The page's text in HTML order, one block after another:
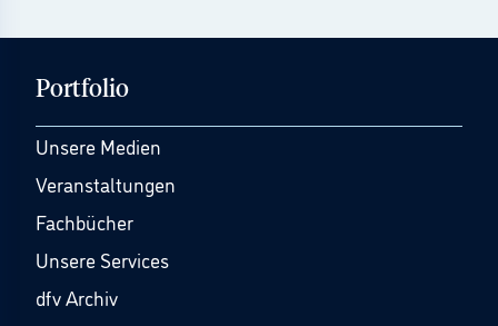
Portfolio
Unsere Medien
Veranstaltungen
Fachbücher
Unsere Services
dfv Archiv